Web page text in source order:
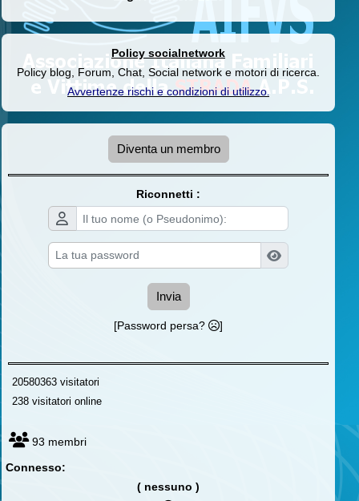
Policy socialnetwork
Policy blog, Forum, Chat, Social network e motori di ricerca.
Avvertenze rischi e condizioni di utilizzo.
Diventa un membro
Riconnetti :
Invia
[Password persa? ]
20580363 visitatori
238 visitatori online
93 membri
Connesso:
( nessuno )